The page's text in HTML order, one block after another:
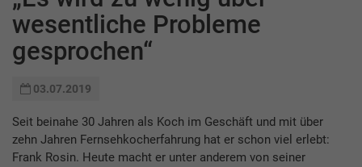
wesentliche Probleme
gesprochen“
03.07.2019
Seit beinahe 30 Jahren als Koch im Geschäft und mit über
zehn Jahren Fernsehkocherfahrung hat er schon viel erlebt:
Frank Rosin. Heute macht er unter anderem von seiner